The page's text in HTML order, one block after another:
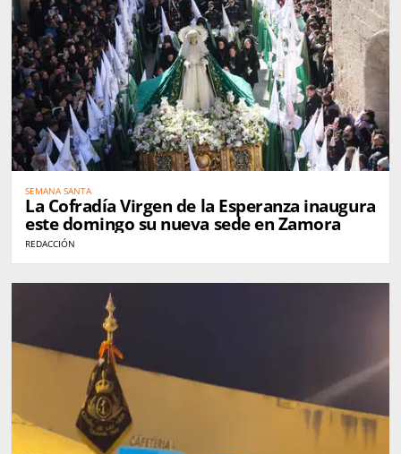
SEMANA SANTA
La Cofradía Virgen de la Esperanza inaugura
este domingo su nueva sede en Zamora
REDACCIÓN